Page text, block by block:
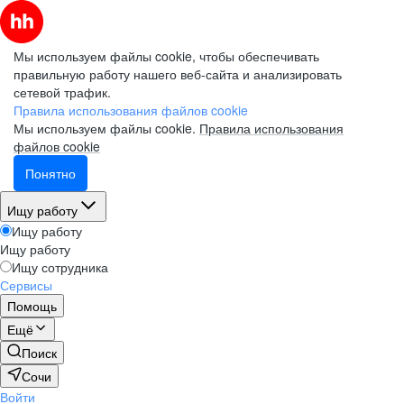
Мы используем файлы cookie, чтобы обеспечивать
правильную работу нашего веб-сайта и анализировать
сетевой трафик.
Правила использования файлов cookie
Мы используем файлы cookie. Правила использования
файлов cookie
Понятно
Ищу работу
Ищу работу
Ищу работу
Ищу сотрудника
Сервисы
Помощь
Ещё
Поиск
Сочи
Войти